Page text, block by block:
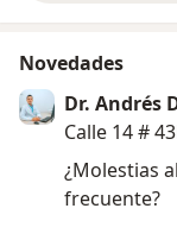
Novedades
Dr. Andrés
Calle 14 #
¿Molestias
frecuente?